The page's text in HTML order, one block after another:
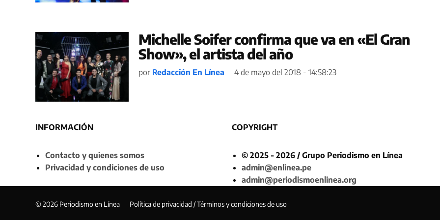
Michelle Soifer confirma que va en «El Gran
Show», el artista del año
por Redacción En Línea 4 de mayo del 2018 - 14:58:23
INFORMACIÓN
Contacto y quienes somos
Privacidad y condiciones de uso
COPYRIGHT
© 2025 - 2026 / Grupo Periodismo en Línea
admin@enlinea.pe
admin@periodismoenlinea.org
© 2026 Periodismo en Línea Política de privacidad / Términos y condiciones de uso